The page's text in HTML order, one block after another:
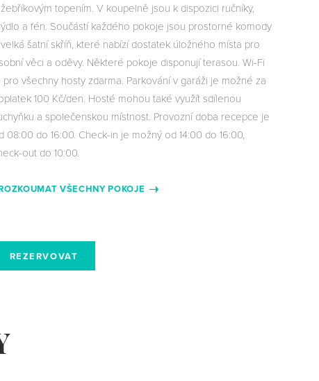
topením. V koupelně jsou k dispozici ručníky,
a fén. Součástí každého pokoje jsou prostorné komody
šatní skříň, které nabízí dostatek úložného místa pro
věci a oděvy. Některé pokoje disponují terasou. Wi-Fi
pro všechny hosty zdarma. Parkování v garáži je možné za
100 Kč/den. Hosté mohou také využít sdílenou
a společenskou místnost. Provozní doba recepce je
08:00 do 16:00. Check-in je možný od 14:00 do 16:00,
out do 10:00.
VŠECHNY POKOJE
REZERVOVAT